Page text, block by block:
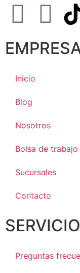
Inicio
Blog
Nosotros
Bolsa de trabajo
Sucursales
Contacto
Preguntas